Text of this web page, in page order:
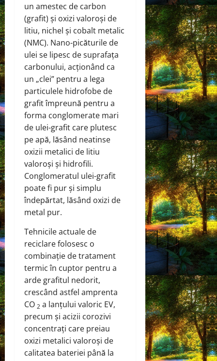
un amestec de carbon
(grafit) și oxizi valoroși de
litiu, nichel și cobalt metalic
(NMC). Nano-picăturile de
ulei se lipesc de suprafața
carbonului, acționând ca
un „clei” pentru a lega
particulele hidrofobe de
grafit împreună pentru a
forma conglomerate mari
de ulei-grafit care plutesc
pe apă, lăsând neatinse
oxizii metalici de litiu
valoroși și hidrofili.
Conglomeratul ulei-grafit
poate fi pur și simplu
îndepărtat, lăsând oxizi de
metal pur.
Tehnicile actuale de
reciclare folosesc o
combinație de tratament
termic în cuptor pentru a
arde grafitul nedorit,
crescând astfel amprenta
CO 2 a lanțului valoric EV,
precum și acizii corozivi
concentrați care preiau
oxizi metalici valoroși de
calitatea bateriei până la